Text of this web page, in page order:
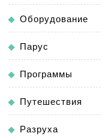
Оборудование
Парус
Программы
Путешествия
Разруха